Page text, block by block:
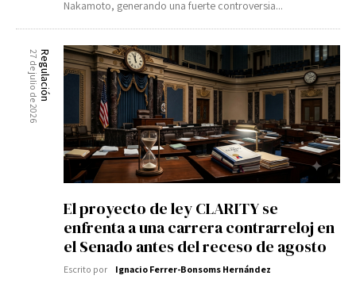
Nakamoto, generando una fuerte controversia...
Regulación
27 de julio de 2026
El proyecto de ley CLARITY se
enfrenta a una carrera contrarreloj en
el Senado antes del receso de agosto
Escrito por Ignacio Ferrer-Bonsoms Hernández